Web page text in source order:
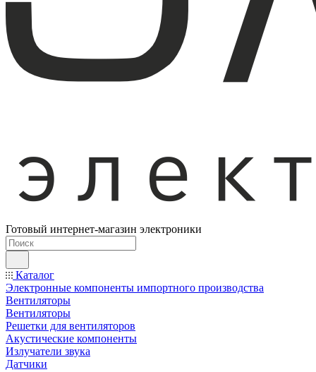
Готовый интернет-магазин электроники
Каталог
Электронные компоненты импортного производства
Вентиляторы
Вентиляторы
Решетки для вентиляторов
Акустические компоненты
Излучатели звука
Датчики